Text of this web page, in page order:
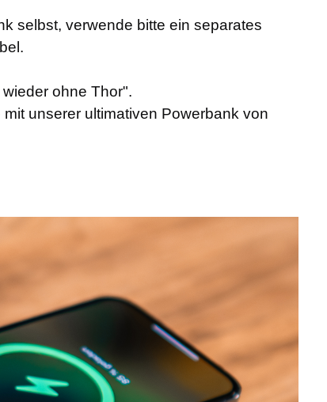
selbst, verwende bitte ein separates
ohne Thor".
unserer ultimativen Powerbank von